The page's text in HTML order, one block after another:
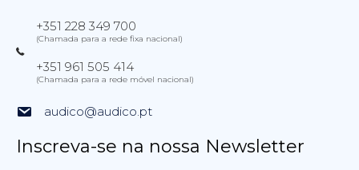
+351 228 349 700
(Chamada para a rede fixa nacional)
+351 961 505 414
(Chamada para a rede móvel nacional)
audico@audico.pt
Inscreva-se na nossa Newsletter